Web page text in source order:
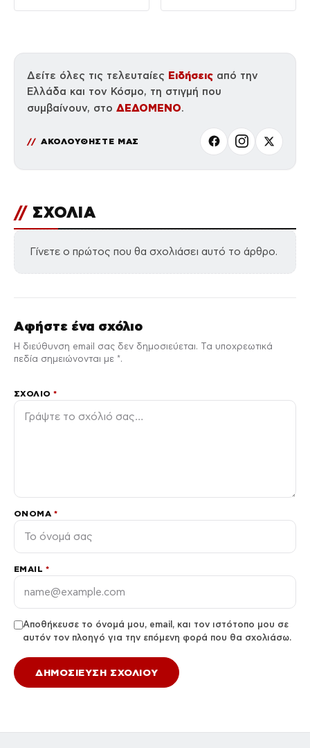
Δείτε όλες τις τελευταίες Ειδήσεις από την
Ελλάδα και τον Κόσμο, τη στιγμή που
συμβαίνουν, στο ΔΕΔΟΜΕΝΟ.
ΑΚΟΛΟΥΘΗΣΤΕ ΜΑΣ
// ΣΧΟΛΙΑ
Γίνετε ο πρώτος που θα σχολιάσει αυτό το άρθρο.
Αφήστε ένα σχόλιο
Η διεύθυνση email σας δεν δημοσιεύεται. Τα υποχρεωτικά
πεδία σημειώνονται με *.
ΣΧΌΛΙΟ*
ΌΝΟΜΑ *
EMAIL *
Αποθήκευσε το όνομά μου, email, και τον ιστότοπο μου σε
αυτόν τον πλοηγό για την επόμενη φορά που θα σχολιάσω.